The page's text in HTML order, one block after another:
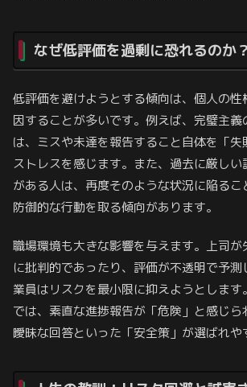
なぜ低評価を過剰に恐れるのか？
低評価を避けようとする傾向は、個人の
因することが多いです。例えば、完璧主義
は、ミスや未達を報告すること自体を「失
ストレスを感じます。また、過去に厳し
がある人は、再度そのような状況に陥るこ
防御的な行動を取る傾向があります。
職場環境も大きな影響を与えます。上司
に批判的であったり、評価が不透明で予測
業員はリスクを最小限に抑えようとします
では、素直な進捗報告が「危険」と感じら
曖昧な回答といった「安全策」が選ばれや